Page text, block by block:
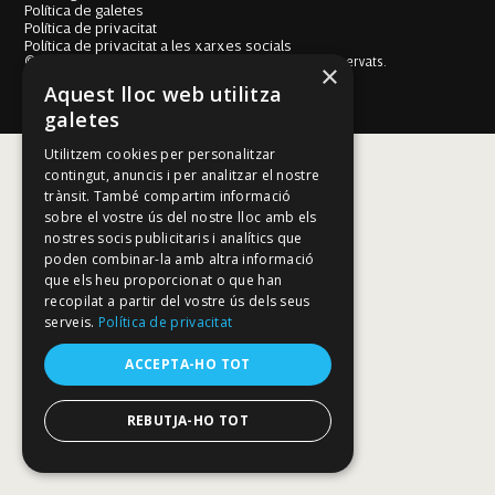
Política de galetes
Política de privacitat
Política de privacitat a les xarxes socials
© Fundació Mallorca Literària 2026. Tots els drets reservats.
Disseny i desenvolupament web BESTALDE STUDIO
×
Aquest lloc web utilitza
galetes
Utilitzem cookies per personalitzar
contingut, anuncis i per analitzar el nostre
trànsit. També compartim informació
sobre el vostre ús del nostre lloc amb els
nostres socis publicitaris i analítics que
poden combinar-la amb altra informació
que els heu proporcionat o que han
recopilat a partir del vostre ús dels seus
serveis. Política de privacitat
ACCEPTA-HO TOT
REBUTJA-HO TOT